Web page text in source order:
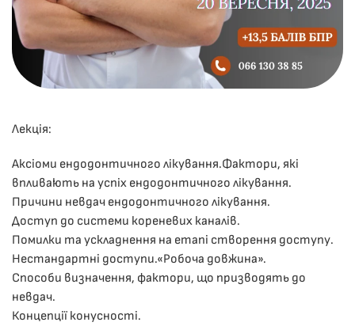
Лекція:
Аксіоми ендодонтичного лікування.Фактори, які
впливають на успіх ендодонтичного лікування.
Причини невдач ендодонтичного лікування.
Доступ до системи кореневих каналів.
Помилки та ускладнення на етапі створення доступу.
Нестандартні доступи.«Робоча довжина».
Способи визначення, фактори, що призводять до
невдач.
Концепції конусності.